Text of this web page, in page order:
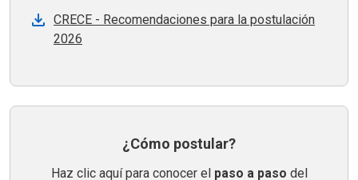
CRECE - Recomendaciones para la postulación
2026
¿Cómo postular?
Haz clic aquí para conocer el paso a paso del